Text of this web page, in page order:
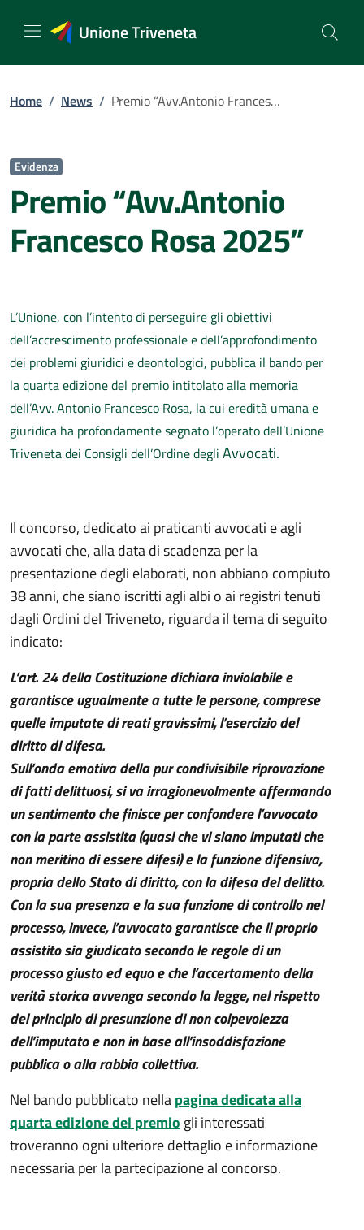
Unione Triveneta
Home / News / Premio “Avv.Antonio Francesco Rosa 2025”
Evidenza
Premio “Avv.Antonio
Francesco Rosa 2025”
L’Unione, con l’intento di perseguire gli obiettivi
dell’accrescimento professionale e dell’approfondimento
dei problemi giuridici e deontologici, pubblica il bando per
la quarta edizione del premio intitolato alla memoria
dell’Avv. Antonio Francesco Rosa, la cui eredità umana e
giuridica ha profondamente segnato l’operato dell’Unione
Triveneta dei Consigli dell’Ordine degli Avvocati.
Il concorso, dedicato ai praticanti avvocati e agli
avvocati che, alla data di scadenza per la
presentazione degli elaborati, non abbiano compiuto
38 anni, che siano iscritti agli albi o ai registri tenuti
dagli Ordini del Triveneto, riguarda il tema di seguito
indicato:
L’art. 24 della Costituzione dichiara inviolabile e
garantisce ugualmente a tutte le persone, comprese
quelle imputate di reati gravissimi, l’esercizio del
diritto di difesa.
Sull’onda emotiva della pur condivisibile riprovazione
di fatti delittuosi, si va irragionevolmente affermando
un sentimento che finisce per confondere l’avvocato
con la parte assistita (quasi che vi siano imputati che
non meritino di essere difesi) e la funzione difensiva,
propria dello Stato di diritto, con la difesa del delitto.
Con la sua presenza e la sua funzione di controllo nel
processo, invece, l’avvocato garantisce che il proprio
assistito sia giudicato secondo le regole di un
processo giusto ed equo e che l’accertamento della
verità storica avvenga secondo la legge, nel rispetto
del principio di presunzione di non colpevolezza
dell’imputato e non in base all’insoddisfazione
pubblica o alla rabbia collettiva.
Nel bando pubblicato nellapagina dedicata alla
quarta edizione del premio gli interessati
troveranno ogni ulteriore dettaglio e informazione
necessaria per la partecipazione al concorso.